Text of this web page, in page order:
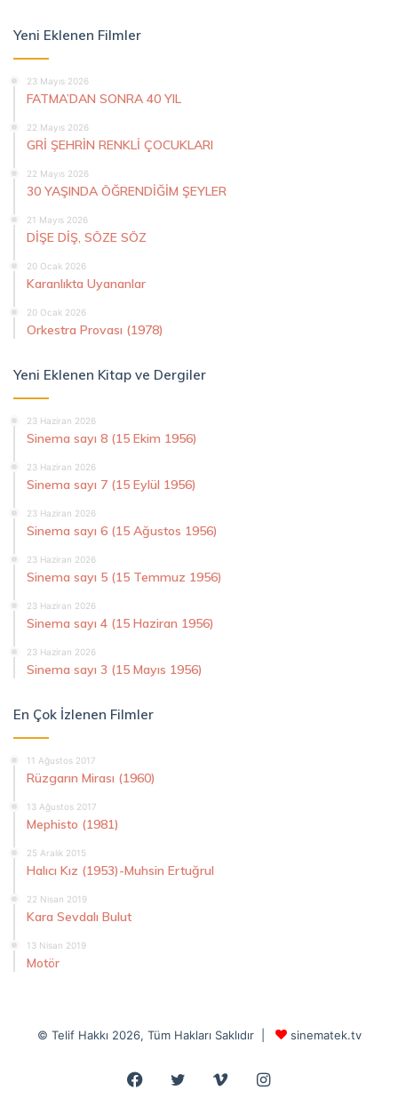
Yeni Eklenen Filmler
23 Mayıs 2026
FATMA’DAN SONRA 40 YIL
22 Mayıs 2026
GRİ ŞEHRİN RENKLİ ÇOCUKLARI
22 Mayıs 2026
30 YAŞINDA ÖĞRENDİĞİM ŞEYLER
21 Mayıs 2026
DİŞE DİŞ, SÖZE SÖZ
20 Ocak 2026
Karanlıkta Uyananlar
20 Ocak 2026
Orkestra Provası (1978)
Yeni Eklenen Kitap ve Dergiler
23 Haziran 2026
Sinema sayı 8 (15 Ekim 1956)
23 Haziran 2026
Sinema sayı 7 (15 Eylül 1956)
23 Haziran 2026
Sinema sayı 6 (15 Ağustos 1956)
23 Haziran 2026
Sinema sayı 5 (15 Temmuz 1956)
23 Haziran 2026
Sinema sayı 4 (15 Haziran 1956)
23 Haziran 2026
Sinema sayı 3 (15 Mayıs 1956)
En Çok İzlenen Filmler
11 Ağustos 2017
Rüzgarın Mirası (1960)
13 Ağustos 2017
Mephisto (1981)
25 Aralık 2015
Halıcı Kız (1953)-Muhsin Ertuğrul
22 Nisan 2019
Kara Sevdalı Bulut
13 Nisan 2019
Motör
© Telif Hakkı 2026, Tüm Hakları Saklıdır | sinematek.tv
Facebook
Twitter VimeoInstagram